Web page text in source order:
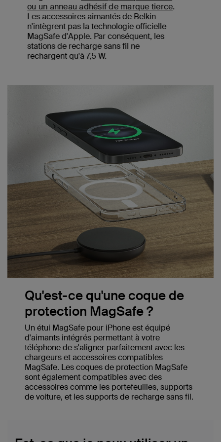
recharge de sa batterie dès que cette
dernière est pleine, et ce, afin de
préserver la durée de vie de votre
batterie.
Qu'est-ce qu'une coque de
protection MagSafe ?
Un étui MagSafe pour iPhone est équipé
d'aimants intégrés permettant à votre
téléphone de s'aligner parfaitement avec les
chargeurs et accessoires compatibles
MagSafe. Les coques de protection MagSafe
sont également compatibles avec des
accessoires comme les portefeuilles, supports
de voiture, et les supports de recharge sans fil.